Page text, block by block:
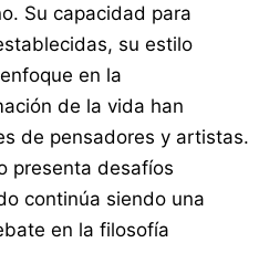
Su capacidad para
su estilo
en la
de la vida han
de pensadores y artistas.
presenta desafíos
continúa siendo una
en la filosofía